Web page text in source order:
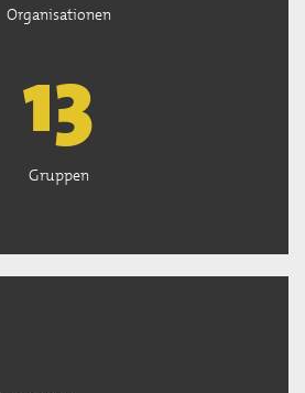
Organisationen
13
Gruppen